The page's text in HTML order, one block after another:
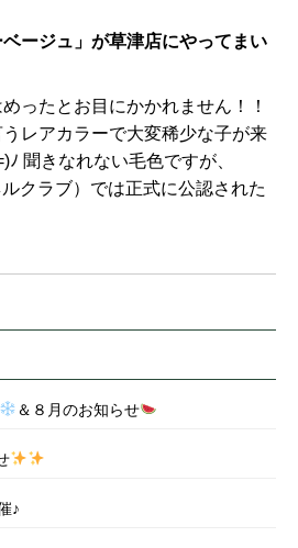
ージュ」が草津店にやってまい
ったとお目にかかれません！！
レアカラーで大変稀少な子が来
聞きなれない毛色ですが、
クラブ）では正式に公認された
＆８月のお知らせ
♪